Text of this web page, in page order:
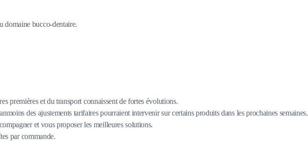
domaine bucco-dentaire.
premières et du transport connaissent de fortes évolutions.
des ajustements tarifaires pourraient intervenir sur certains produits dans les prochaines semaines.
et vous proposer les meilleures solutions.
par commande.